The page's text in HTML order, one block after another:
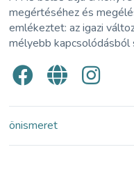
megértéséhez és
emlékeztet: az igazi
mélyebb kapcsolódásból
önismeret